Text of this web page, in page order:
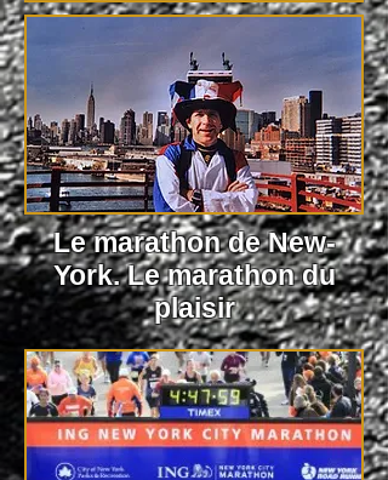
Le marathon de New-
York. Le marathon du
plaisir